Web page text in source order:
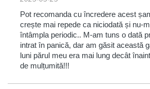
Pot recomanda cu încredere acest
crește mai repede ca niciodată și nu-
întâmpla periodic.. M-am tuns o dată
intrat în panică, dar am găsit această
luni părul meu era mai lung decât
de mulțumită!!!